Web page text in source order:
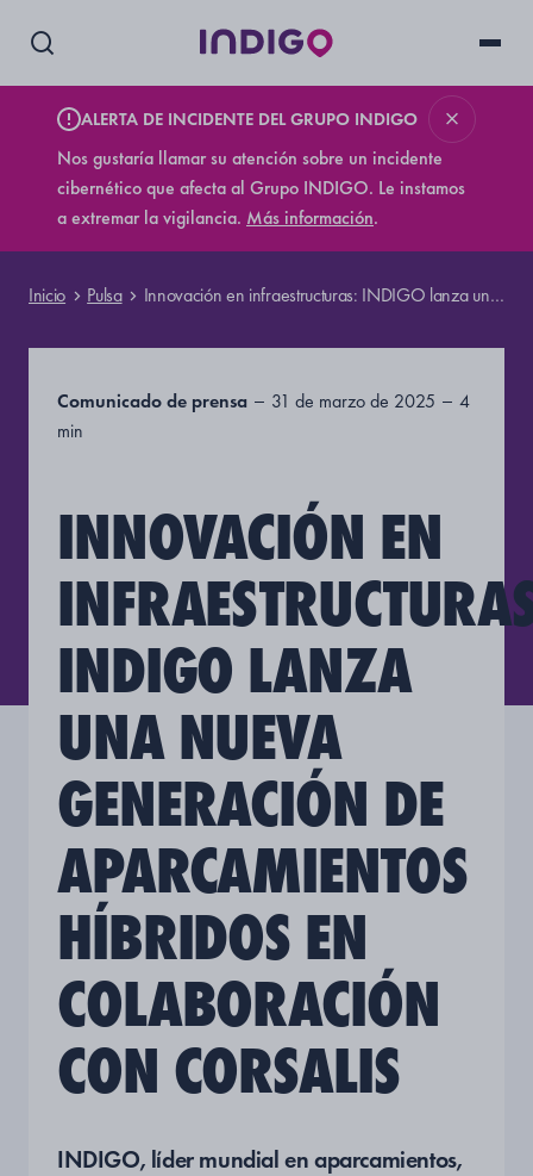
ALERTA DE INCIDENTE DEL GRUPO INDIGO
Nos gustaría llamar su atención sobre un incidente
cibernético que afecta al Grupo INDIGO. Le instamos
a extremar la vigilancia. Más información.
Inicio Pulsa Innovación en infraestructuras: INDIGO lanza una nueva generación de aparcamientos híbridos en colaboración con CORSALIS
Comunicado de prensa 31 de marzo de 2025
4
min
INNOVACIÓN EN
INDIGO LANZA
UNA NUEVA
GENERACIÓN DE
APARCAMIENTOS
HÍBRIDOS EN
COLABORACIÓN
CON CORSALIS
INDIGO, líder mundial en aparcamientos,